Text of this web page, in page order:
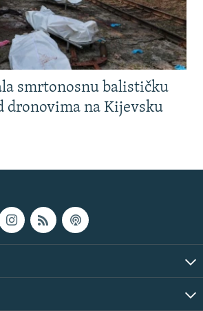
smrtonosnu balističku
dronovima na Kijevsku